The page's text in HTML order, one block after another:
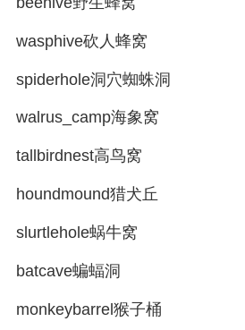
wasphive砍人蜂窝
spiderhole洞穴蜘蛛洞
walrus_camp海象窝
tallbirdnest高鸟窝
houndmound猎犬丘
slurtlehole蜗牛窝
batcave蝙蝠洞
monkeybarrel猴子桶